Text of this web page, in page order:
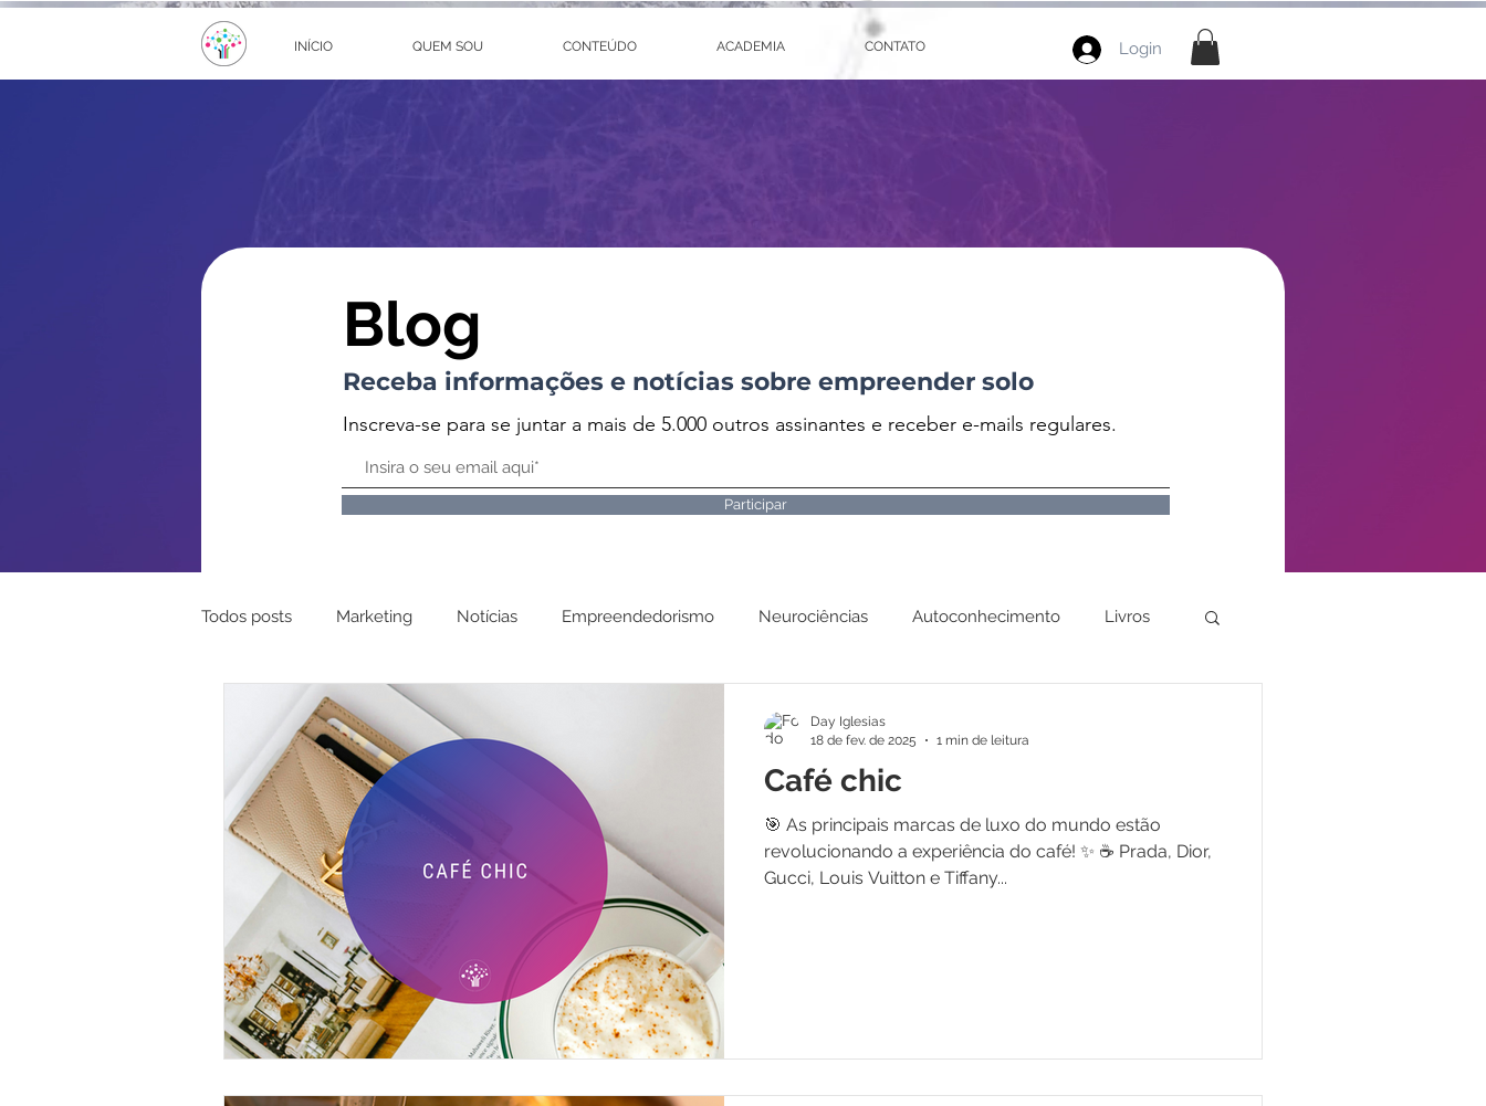
INÍCIO QUEM SOU CONTEÚDO ACADEMIA CONTATO Login
Blog
Receba informações e notícias sobre empreender solo
Inscreva-se para se juntar a mais de 5.000 outros assinantes e receber e-mails regulares.
Participar
Todos posts Marketing Notícias Empreendedorismo Neurociências Autoconhecimento Livros
Pessoal
Café chic
🎯 As principais marcas de luxo do mundo estão
revolucionando a experiência do café! ✨ ☕️ Prada, Dior,
Gucci, Louis Vuitton e Tiffany...
Day Iglesias
18 de fev. de 2025
1 min de leitura